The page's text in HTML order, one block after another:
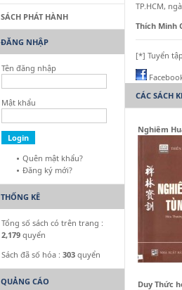
TP.HCM,
Thích Minh
[*] Tuyển
CÁC SÁCH
Nghiêm
Duy Thức
SÁCH PHÁT HÀNH
ĐĂNG NHẬP
Tên đăng nhập
Mật khẩu
Quên mật khẩu?
Đăng ký mới?
THỐNG KÊ
Tổng số sách có trên trang :
2,179 quyển
Sách đã số hóa : 303 quyển
QUẢNG CÁO